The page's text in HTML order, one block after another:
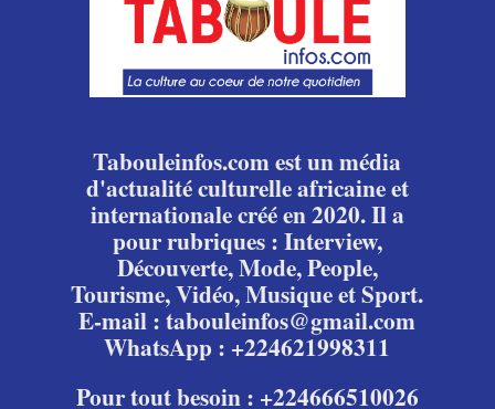
Tabouleinfos.com est un média
d'actualité culturelle africaine et
internationale créé en 2020. Il a
pour rubriques : Interview,
Découverte, Mode, People,
Tourisme, Vidéo, Musique et Sport.
E-mail : tabouleinfos@gmail.com
WhatsApp : +224621998311
Pour tout besoin : +224666510026